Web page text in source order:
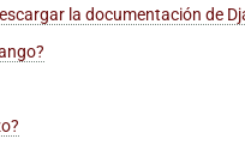
la documentación de